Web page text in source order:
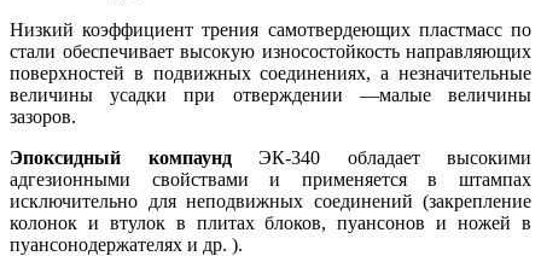
Низкий коэффициент трения самотвердеющих пластмасс по
стали обеспечивает высокую износостойкость направляющих
поверхностей в подвижных соединениях, а незна­чительные
величины усадки при отверждении —малые величины
зазоров.
Эпоксидный компаундЭК-340 обладает высокими
адгезионными свойствами и применяется в штампах
исключительно для неподвижных соединений (закрепление
коло­нок и втулок в плитах блоков, пуансонов и ножей в
пуансонодержателях и др. ).